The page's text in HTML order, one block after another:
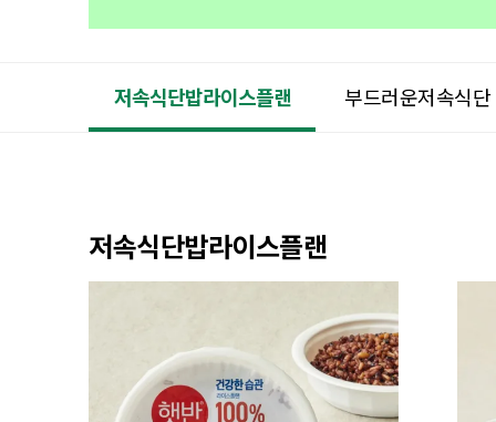
저속식단밥라이스플랜 부드러운저속식단
저속식단밥라이스플랜